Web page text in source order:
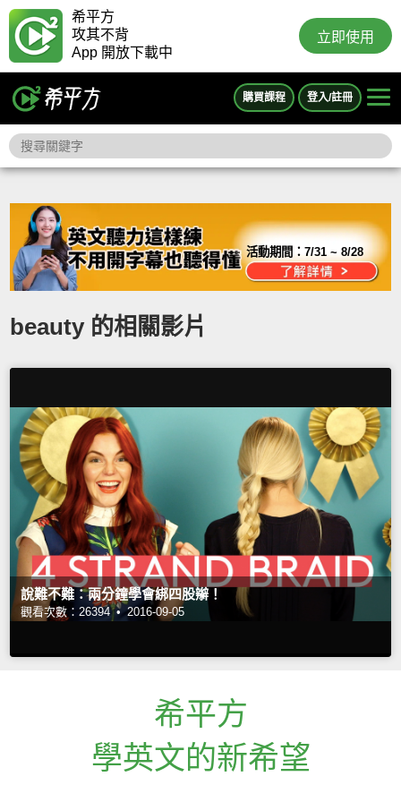
希平方
攻其不背
App 開放下載中
立即使用
購買課程 登入/註冊
活動期間：7/31 ~ 8/28
beauty 的相關影片
說難不難：兩分鐘學會綁四股辮！
觀看次數：26394 • 2016-09-05
希平方
學英文的新希望